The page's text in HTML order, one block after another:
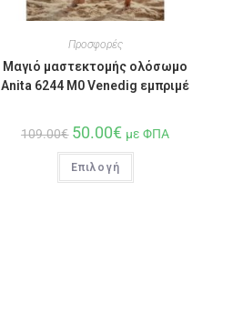
Προσφορές
Μαγιό μαστεκτομής ολόσωμο
Anita 6244 M0 Venedig εμπριμέ
109.00€ 50.00€ με ΦΠΑ
Επιλογή